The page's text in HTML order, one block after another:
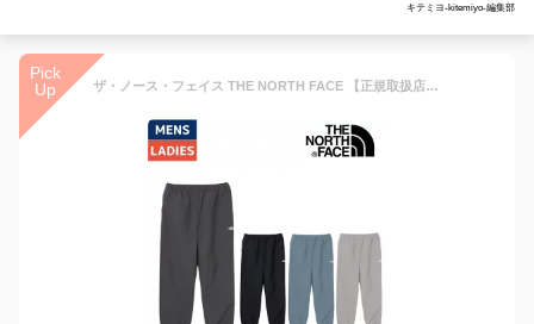
キテミヨ-kitemiyo-編集部
Pick
Up
ザ・ノース・フェイス THE NORTH FACE 【正規取扱店】VERSATILE PANT バーサタイルパンツ メンズ レディース ユニセックス オールシーズン カジュアル パンツ イージーパンツ ポケッタブル 軽量 撥水 はっ水 NB32651 AG K SL ST